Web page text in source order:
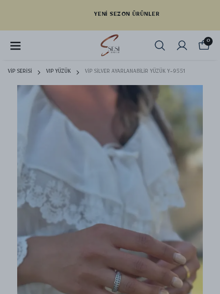
YENI SEZON ÜRÜNLER
0
VİP SERİSİ VIP YÜZÜK VİP SİLVER AYARLANABİLİR YÜZÜK Y-9551